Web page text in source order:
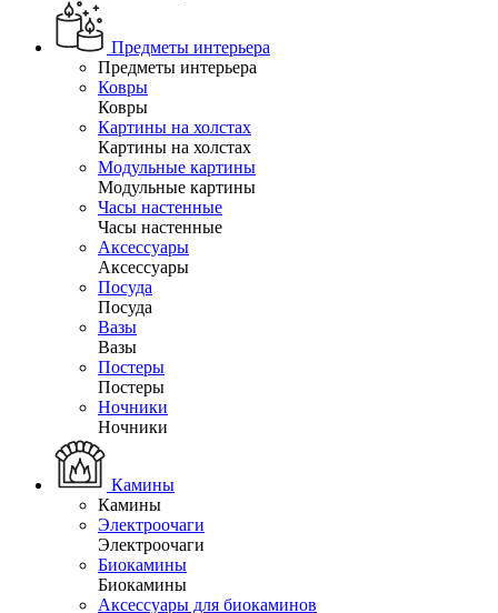
Предметы интерьера
Предметы интерьера
Ковры
Ковры
Картины на холстах
Картины на холстах
Модульные картины
Модульные картины
Часы настенные
Часы настенные
Аксессуары
Аксессуары
Посуда
Посуда
Вазы
Вазы
Постеры
Постеры
Ночники
Ночники
Камины
Камины
Электроочаги
Электроочаги
Биокамины
Биокамины
Аксессуары для биокаминов